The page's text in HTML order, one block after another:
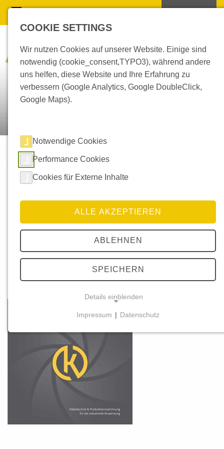
Was können wir für Sie leisten?
Schneideservice
Klebebänder
Formstanzteile und Etiketten für die industrielle
Anwendung
Die optimale Klebelösung für Ihren Einsatzbereich
COOKIE SETTINGS
Wir nutzen Cookies auf unserer Website. Einige sind
notwendig (cookie_consent,TYPO3), während andere
uns helfen, diese Website und Ihre Erfahrung zu
verbessern (Google Analytics, Google DoubleClick,
Google Maps).
Notwendige Cookies
Performance Cookies
Cookies für Externe Inhalte
ALLE AKZEPTIEREN
ABLEHNEN
SPEICHERN
Details einblenden
Diese Cookies ermöglichen grundlegende
Funktion der Website erforderlich.
Impressum Datenschutz